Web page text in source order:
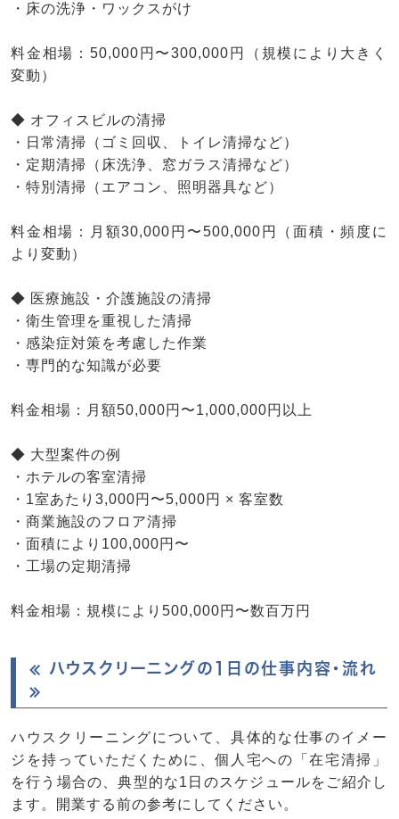
・床の洗浄・ワックスがけ
料金相場：50,000円〜300,000円（規模により大きく
変動）
◆ オフィスビルの清掃
・日常清掃（ゴミ回収、トイレ清掃など）
・定期清掃（床洗浄、窓ガラス清掃など）
・特別清掃（エアコン、照明器具など）
料金相場：月額30,000円〜500,000円（面積・頻度に
より変動）
◆ 医療施設・介護施設の清掃
・衛生管理を重視した清掃
・感染症対策を考慮した作業
・専門的な知識が必要
料金相場：月額50,000円〜1,000,000円以上
◆ 大型案件の例
・ホテルの客室清掃
・1室あたり3,000円〜5,000円 × 客室数
・商業施設のフロア清掃
・面積により100,000円〜
・工場の定期清掃
料金相場：規模により500,000円〜数百万円
≪ ハウスクリーニングの1日の仕事内容・流れ
≫
ハウスクリーニングについて、具体的な仕事のイメー
ジを持っていただくために、個人宅への「在宅清掃」
を行う場合の、典型的な1日のスケジュールをご紹介し
ます。開業する前の参考にしてください。